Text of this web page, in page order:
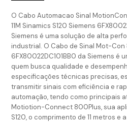
O Cabo Automacao Sinal
11M Sinamics S120 Siemens
Siemens é uma solução de alta
industrial. O Cabo de Sinal Mot-Con
6FX80022DC101BB0 da Siemens é
quem busca qualidade e
especificações técnicas precisas,
transmitir sinais com eficiência e
automação, tendo como principais
Motiotion-Connect 800Plus, sua
S120, o comprimento de 11 metros